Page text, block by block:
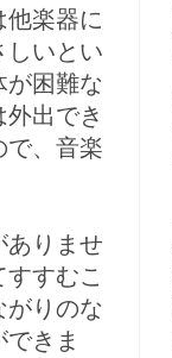
楽器に
しいとい
が困難な
出でき
で、音楽
ありませ
すむこ
がりのな
きま